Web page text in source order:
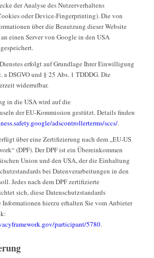
der Analyse des Nutzerverhaltens
oder Device-Fingerprinting). Die von
über die Benutzung dieser Website
einen Server von Google in den USA
erfolgt auf Grundlage Ihrer Einwilligung
a DSGVO und § 25 Abs. 1 TDDDG. Die
widerrufbar.
in die USA wird auf die
der EU-Kommission gestützt. Details finden
adscontrollerterms/sccs/.
über eine Zertifizierung nach dem „EU-US
(DPF). Der DPF ist ein Übereinkommen
Union und den USA, der die Einhaltung
bei Datenverarbeitungen in den
Jedes nach dem DPF zertifizierte
sich, diese Datenschutzstandards
Informationen hierzu erhalten Sie vom Anbieter
participant/5780.